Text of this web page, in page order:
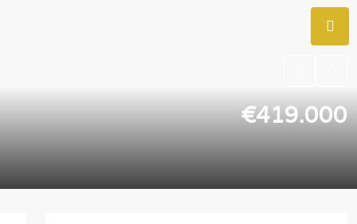
€419.000